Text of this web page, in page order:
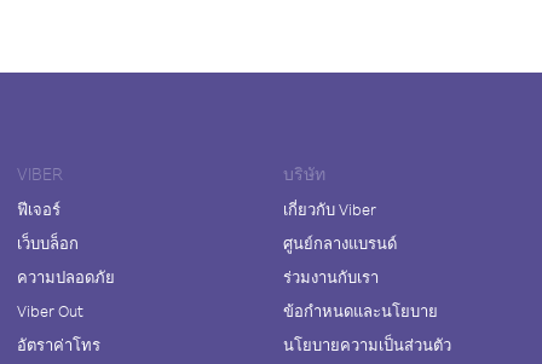
VIBER
ฟีเจอร์
เว็บบล็อก
ความปลอดภัย
Viber Out
อัตราค่าโทร
บริษัท
เกี่ยวกับ Viber
ศูนย์กลางแบรนด์
ร่วมงานกับเรา
ข้อกำหนดและนโยบาย
นโยบายความเป็นส่วนตัว